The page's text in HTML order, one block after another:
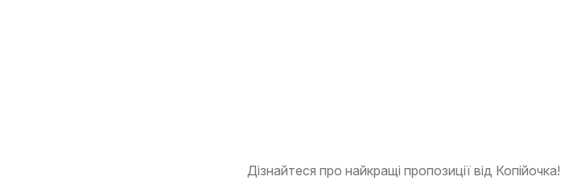
Дізнайтеся про найкращі пропозиції від Копійочка!